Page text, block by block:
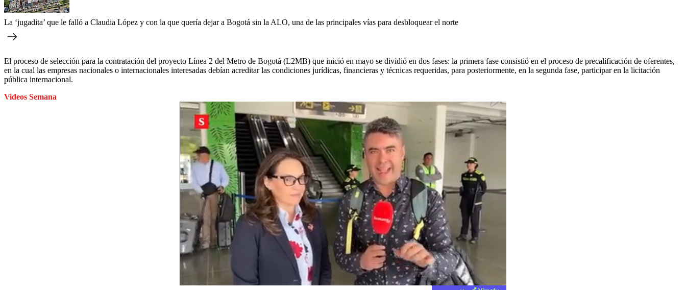
La ‘jugadita’ que le falló a Claudia López y con la que quería dejar a Bogotá sin la ALO, una de las principales vías para desbloquear el norte
El proceso de selección para la contratación del proyecto Línea 2 del Metro de Bogotá (L2MB) que inició en mayo se dividió en dos fases: la primera fase consistió en el proceso de precalificación de oferentes,
en la cual las empresas nacionales o internacionales interesadas debían acreditar las condiciones jurídicas, financieras y técnicas requeridas, para posteriormente, en la segunda fase, participar en la licitación
pública internacional.
Videos Semana